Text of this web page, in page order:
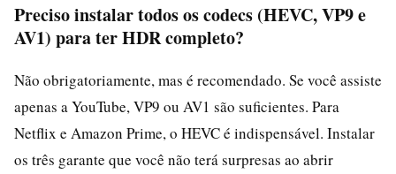
Preciso instalar todos os codecs (HEVC, VP9 e
AV1) para ter HDR completo?
Não obrigatoriamente, mas é recomendado. Se você assiste
apenas a YouTube, VP9 ou AV1 são suficientes. Para
Netflix e Amazon Prime, o HEVC é indispensável. Instalar
os três garante que você não terá surpresas ao abrir